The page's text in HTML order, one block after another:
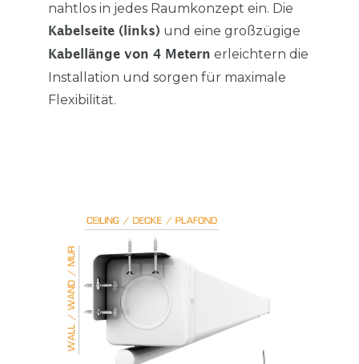
nahtlos in jedes Raumkonzept ein. Die
Kabelseite (links) und eine großzügige
Kabellänge von 4 Metern erleichtern die
Installation und sorgen für maximale
Flexibilität.